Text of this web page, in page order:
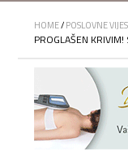
HOME/POSLOVNE
PROGLAŠEN